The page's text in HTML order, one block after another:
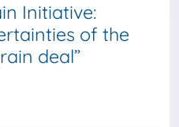
Initiative:
of the
deal”